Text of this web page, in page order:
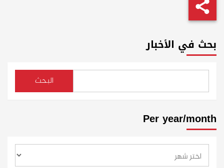
بحث في الأخبار
البحث
Per year/month